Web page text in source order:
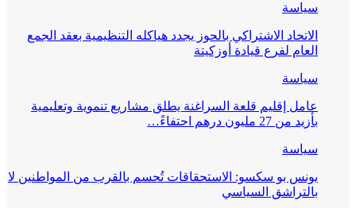
سياسة
الاتحاد الاشتراكي بالحوز يجدد هياكله التنظيمية بعقد الجمع
العام لفرع قيادة أوزكيتة
سياسة
عامل إقليم قلعة السراغنة يطلق مشاريع تنموية وتعليمية
بأزيد من 27 مليون درهم احتفاءً…
سياسة
يونس بو سكسو: الاستحقاقات تُحسم بالقرب من المواطنين لا
بالتراشق السياسي